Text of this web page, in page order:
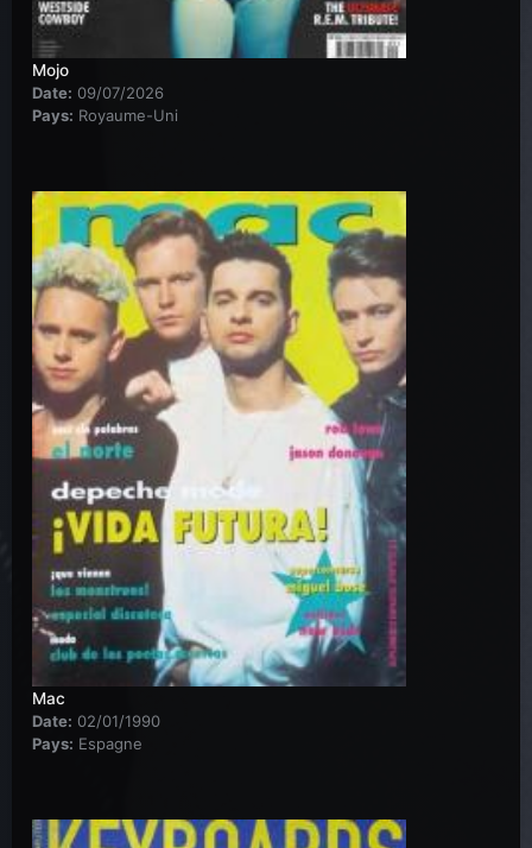
Mojo
Date: 09/07/2026
Pays: Royaume-Uni
Mac
Date: 02/01/1990
Pays: Espagne